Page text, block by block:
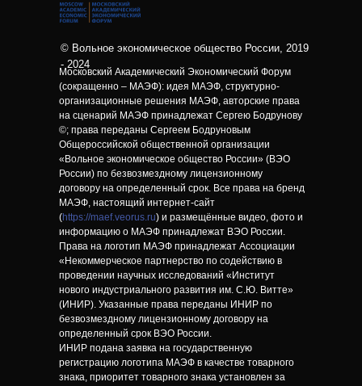
© Вольное экономическое общество России, 2019
- 2024
Московский Академический Экономический Форум
(сокращенно – МАЭФ): идея МАЭФ, структурно-
организационные решения МАЭФ, авторские права
на сценарий МАЭФ принадлежат Сергею Бодрунову
©; права переданы Сергеем Бодруновым
Общероссийской общественной организации
«Вольное экономическое общество России» (ВЭО
России) по безвозмездному лицензионному
договору на определенный срок. Все права на бренд
МАЭФ, настоящий интернет-сайт
(https://maef.veorus.ru) и размещённые видео, фото и
информацию о МАЭФ принадлежат ВЭО России.
Права на логотип МАЭФ принадлежат Ассоциации
«Некоммерческое партнерство по содействию в
проведении научных исследований «Институт
нового индустриального развития им. С.Ю. Витте»
(ИНИР). Указанные права переданы ИНИР по
безвозмездному лицензионному договору на
определенный срок ВЭО России.
ИНИР подана заявка на государственную
регистрацию логотипа МАЭФ в качестве товарного
знака, приоритет товарного знака установлен за